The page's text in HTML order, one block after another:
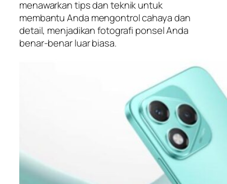
menawarkan tips dan teknik untuk
membantu Anda mengontrol cahaya dan
detail, menjadikan fotografi ponsel Anda
benar-benar luar biasa.